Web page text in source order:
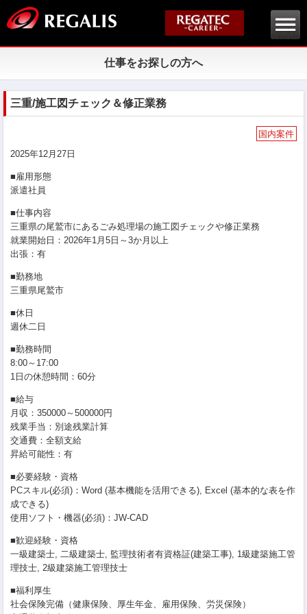
仕事をお探しの方へ
三重/施工図チェック＆修正業務
国内案件
2025年12月27日
■雇用形態
派遣社員
■仕事内容
三重県の尾鷲市にあるごみ処理場の施工図チェックや修正業務
就業開始日：2026年1月5日～3か月以上
出張：有
■勤務地
三重県尾鷲市
■休日
週休二日
■勤務時間
8:00～17:00
1日の休憩時間：60分
■給与
月収：350000～500000円
残業手当：別途残業計算
交通費：全額支給
昇給可能性：有
■必要経験・資格
PCスキル(必須)：Word (基本機能を活用できる), Excel (基本的な表を作
成できる)
使用ソフト・機器(必須)：JW-CAD
■歓迎経験・資格
一級建築士, 二級建築士, 監理技術者有資格証(建築工事), 1級建築施工管
理技士, 2級建築施工管理技士
■福利厚生
社会保険完備（健康保険、厚生年金、雇用保険、労災保険）